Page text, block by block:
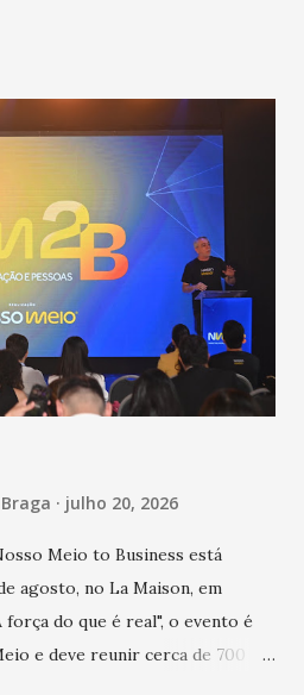
com os ambientes
não estamos vivendo uma
em todos os anos, com
influenza ou H1N1. Trata-se
vírus diferente, com um poder de
coronavírus”, apontou o
uma epidemia com chance de
gerar um grande risco à
saúde. “Precisamos saber fazer a
para não so...
julho 20, 2026
Meio to Business está
agosto, no La Maison, em
do que é real", o evento é
e deve reunir cerca de 700